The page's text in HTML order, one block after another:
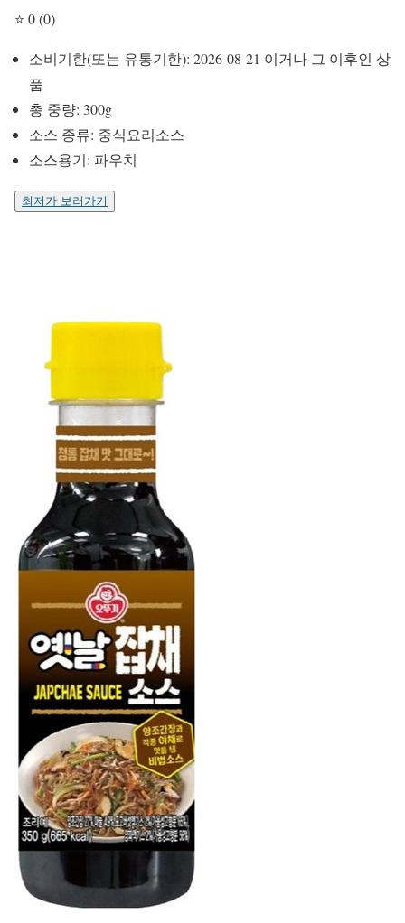
⭐ 0 (0)
소비기한(또는 유통기한): 2026-08-21 이거나 그 이후인 상
품
총 중량: 300g
소스 종류: 중식요리소스
소스용기: 파우치
최저가 보러가기